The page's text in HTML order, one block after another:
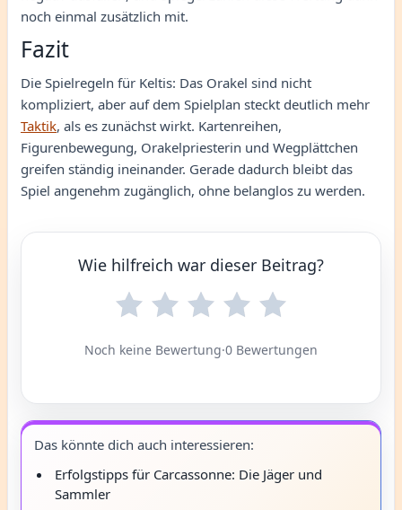
noch einmal zusätzlich mit.
Fazit
Die Spielregeln für Keltis: Das Orakel sind nicht
kompliziert, aber auf dem Spielplan steckt deutlich mehr
Taktik, als es zunächst wirkt. Kartenreihen,
Figurenbewegung, Orakelpriesterin und Wegplättchen
greifen ständig ineinander. Gerade dadurch bleibt das
Spiel angenehm zugänglich, ohne belanglos zu werden.
Wie hilfreich war dieser Beitrag?
Noch keine Bewertung·0 Bewertungen
Das könnte dich auch interessieren:
Erfolgstipps für Carcassonne: Die Jäger und
Sammler